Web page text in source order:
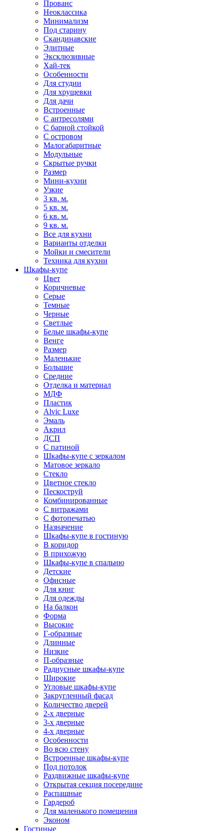
Прованс
Неоклассика
Минимализм
Под старину
Скандинавские
Элитные
Эксклюзивные
Хай-тек
Особенности
Для студии
Для хрущевки
Для дачи
Встроенные
С антресолями
С барной стойкой
С островом
Малогабаритные
Модульные
Скрытые ручки
Размер
Мини-кухни
Узкие
3 кв. м.
5 кв. м.
6 кв. м.
9 кв. м.
Все для кухни
Варианты отделки
Мойки и смесители
Техника для кухни
Шкафы-купе
Цвет
Коричневые
Серые
Темные
Черные
Светлые
Белые шкафы-купе
Венге
Размер
Маленькие
Большие
Средние
Отделка и материал
МДФ
Пластик
Alvic Luxe
Эмаль
Акрил
ДСП
С патиной
Шкафы-купе с зеркалом
Матовое зеркало
Стекло
Цветное стекло
Пескоструй
Комбинированные
С витражами
С фотопечатью
Назначение
Шкафы-купе в гостиную
В коридор
В прихожую
Шкафы-купе в спальню
Детские
Офисные
Для книг
Для одежды
На балкон
Форма
Высокие
Г-образные
Длинные
Низкие
П-образные
Радиусные шкафы-купе
Широкие
Угловые шкафы-купе
Закругленный фасад
Количество дверей
2-х дверные
3-х дверные
4-х дверные
Особенности
Во всю стену
Встроенные шкафы-купе
Под потолок
Раздвижные шкафы-купе
Открытая секция посередине
Распашные
Гардероб
Для маленького помещения
Эконом
Гостиные